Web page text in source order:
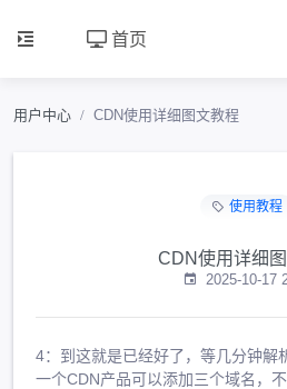
首页
用户中心 CDN使用详细图文教程
使用教程
CDN使用详细
2025-10-17
4：到这就是已经好了，等几分钟解
一个CDN产品可以添加三个域名，